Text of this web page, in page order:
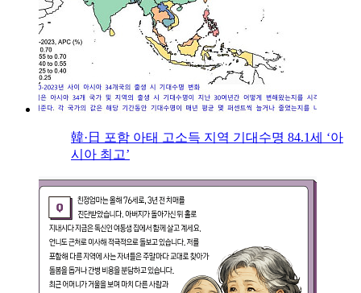
韓·日 포함 아태 고소득 지역 기대수명 84.1세 ‘아
시아 최고’